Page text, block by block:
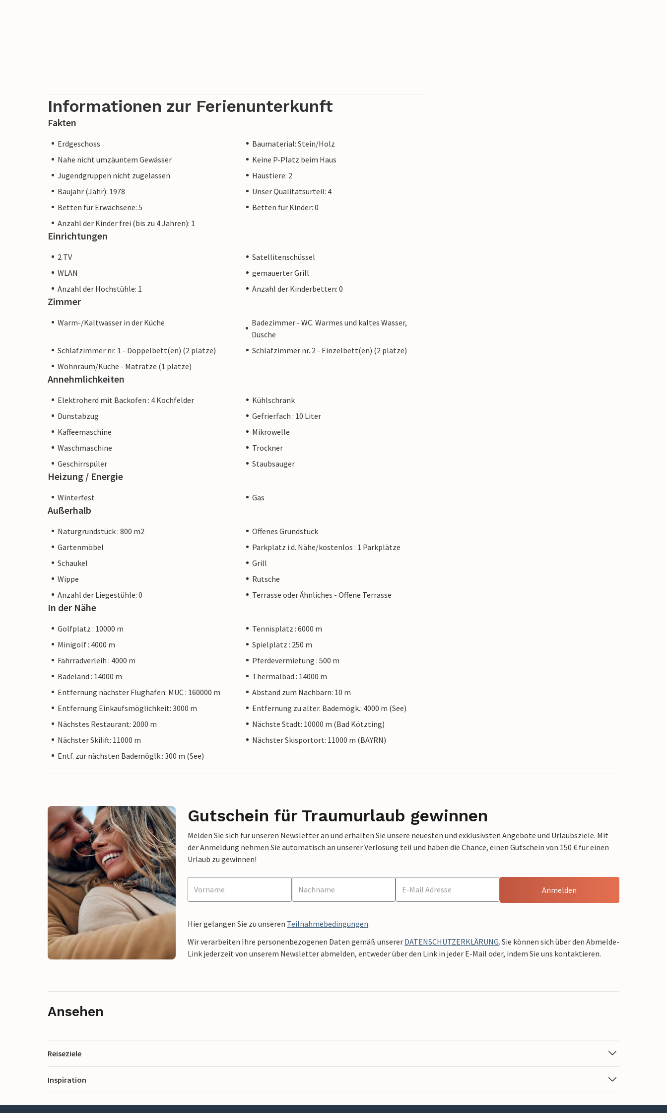
Informationen zur Ferienunterkunft
Fakten
Erdgeschoss
Baumaterial: Stein/Holz
Nahe nicht umzäuntem Gewässer
Keine P-Platz beim Haus
Jugendgruppen nicht zugelassen
Haustiere: 2
Baujahr (Jahr): 1978
Unser Qualitätsurteil: 4
Betten für Erwachsene: 5
Betten für Kinder: 0
Anzahl der Kinder frei (bis zu 4 Jahren): 1
Einrichtungen
2 TV
Satellitenschüssel
WLAN
gemauerter Grill
Anzahl der Hochstühle: 1
Anzahl der Kinderbetten: 0
Zimmer
Warm-/Kaltwasser in der Küche
Badezimmer - WC. Warmes und kaltes Wasser,
Dusche
Schlafzimmer nr. 1 - Doppelbett(en) (2 plätze)
Schlafzimmer nr. 2 - Einzelbett(en) (2 plätze)
Wohnraum/Küche - Matratze (1 plätze)
Annehmlichkeiten
Elektroherd mit Backofen : 4 Kochfelder
Kühlschrank
Dunstabzug
Gefrierfach : 10 Liter
Kaffeemaschine
Mikrowelle
Waschmaschine
Trockner
Geschirrspüler
Staubsauger
Heizung / Energie
Winterfest Gas
Außerhalb
Naturgrundstück : 800 m2
Offenes Grundstück
Gartenmöbel
Parkplatz i.d. Nähe/kostenlos : 1 Parkplätze
Schaukel
Grill
Wippe
Rutsche
Anzahl der Liegestühle: 0
Terrasse oder Ähnliches - Offene Terrasse
In der Nähe
Golfplatz : 10000 m
Tennisplatz : 6000 m
Minigolf : 4000 m
Spielplatz : 250 m
Fahrradverleih : 4000 m
Pferdevermietung : 500 m
Badeland : 14000 m
Thermalbad : 14000 m
Entfernung nächster Flughafen: MUC : 160000 m
Abstand zum Nachbarn: 10 m
Entfernung Einkaufsmöglichkeit: 3000 m
Entfernung zu alter. Bademögk.: 4000 m (See)
Nächstes Restaurant: 2000 m
Nächste Stadt: 10000 m (Bad Kötzting)
Nächster Skilift: 11000 m
Nächster Skisportort: 11000 m (BAYRN)
Entf. zur nächsten Bademöglk.: 300 m (See)
Gutschein für Traumurlaub gewinnen
Melden Sie sich für unseren Newsletter an und erhalten Sie unsere neuesten und exklusivsten Angebote und Urlaubsziele. Mit
der Anmeldung nehmen Sie automatisch an unserer Verlosung teil und haben die Chance, einen Gutschein von 150 € für einen
Urlaub zu gewinnen!
Anmelden
Hier gelangen Sie zu unseren Teilnahmebedingungen.
Wir verarbeiten Ihre personenbezogenen Daten gemäß unserer DATENSCHUTZERKLÄRUNG. Sie können sich über den Abmelde-
Link jederzeit von unserem Newsletter abmelden, entweder über den Link in jeder E-Mail oder, indem Sie uns kontaktieren.
Ansehen
Reiseziele
Inspiration